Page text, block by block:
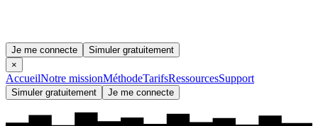
Je me connecte
Simuler gratuitement
×
AccueilNotre missionMéthodeTarifsRessourcesSupport
Simuler gratuitement Je me connecte